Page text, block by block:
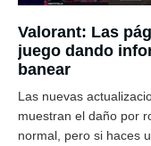
Valorant: Las
juego dando
banear
Las nuevas
muestran el daño por
normal, pero si haces